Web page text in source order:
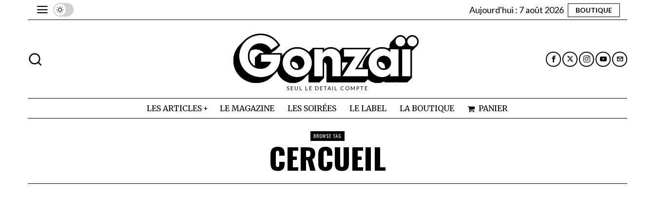
Aujourd'hui : 7 août 2026 BOUTIQUE
SEUL LE DETAIL COMPTE
LES ARTICLES LE MAGAZINE LES SOIRÉES LE LABEL LA BOUTIQUE PANIER
BROWSE TAG
CERCUEIL